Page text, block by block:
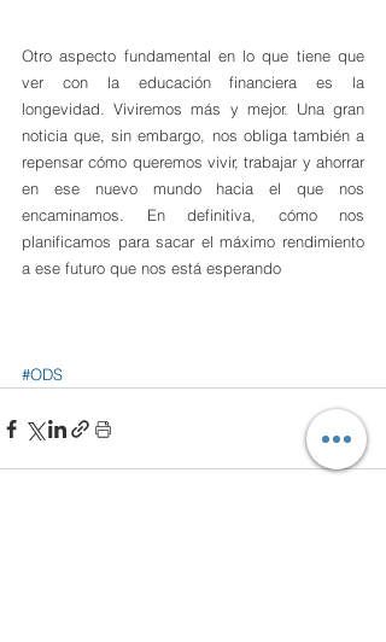
Otro aspecto fundamental en lo que tiene que
ver con la educación financiera es la
longevidad. Viviremos más y mejor. Una gran
noticia que, sin embargo, nos obliga también a
repensar cómo queremos vivir, trabajar y ahorrar
en ese nuevo mundo hacia el que nos
encaminamos. En definitiva, cómo nos
planificamos para sacar el máximo rendimiento
a ese futuro que nos está esperando
#ODS